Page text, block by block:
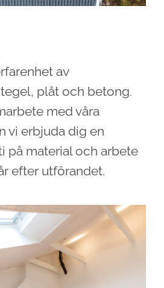
av
plåt och betong.
med våra
vi erbjuda dig en
på material och arbete
efter utförandet.